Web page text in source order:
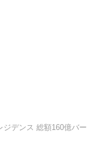
ジデンス 総額160億バー